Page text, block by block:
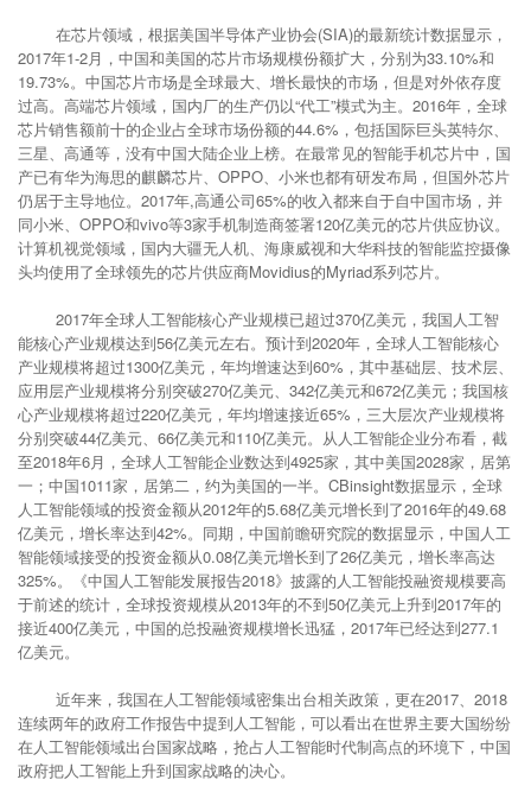
在芯片领域，根据美国半导体产业协会(SIA)的最新统计数据显示，
2017年1-2月，中国和美国的芯片市场规模份额扩大，分别为33.10%和
19.73%。中国芯片市场是全球最大、增长最快的市场，但是对外依存度
过高。高端芯片领域，国内厂的生产仍以“代工”模式为主。2016年，全球
芯片销售额前十的企业占全球市场份额的44.6%，包括国际巨头英特尔、
三星、高通等，没有中国大陆企业上榜。在最常见的智能手机芯片中，国
产已有华为海思的麒麟芯片、OPPO、小米也都有研发布局，但国外芯片
仍居于主导地位。2017年,高通公司65%的收入都来自于自中国市场，并
同小米、OPPO和vivo等3家手机制造商签署120亿美元的芯片供应协议。
计算机视觉领域，国内大疆无人机、海康威视和大华科技的智能监控摄像
头均使用了全球领先的芯片供应商Movidius的Myriad系列芯片。
2017年全球人工智能核心产业规模已超过370亿美元，我国人工智
能核心产业规模达到56亿美元左右。预计到2020年，全球人工智能核心
产业规模将超过1300亿美元，年均增速达到60%，其中基础层、技术层、
应用层产业规模将分别突破270亿美元、342亿美元和672亿美元；我国核
心产业规模将超过220亿美元，年均增速接近65%，三大层次产业规模将
分别突破44亿美元、66亿美元和110亿美元。从人工智能企业分布看，截
至2018年6月，全球人工智能企业数达到4925家，其中美国2028家，居第
一；中国1011家，居第二，约为美国的一半。CBinsight数据显示，全球
人工智能领域的投资金额从2012年的5.68亿美元增长到了2016年的49.68
亿美元，增长率达到42%。同期，中国前瞻研究院的数据显示，中国人工
智能领域接受的投资金额从0.08亿美元增长到了26亿美元，增长率高达
325%。《中国人工智能发展报告2018》披露的人工智能投融资规模要高
于前述的统计，全球投资规模从2013年的不到50亿美元上升到2017年的
接近400亿美元，中国的总投融资规模增长迅猛，2017年已经达到277.1
亿美元。
近年来，我国在人工智能领域密集出台相关政策，更在2017、2018
连续两年的政府工作报告中提到人工智能，可以看出在世界主要大国纷纷
在人工智能领域出台国家战略，抢占人工智能时代制高点的环境下，中国
政府把人工智能上升到国家战略的决心。